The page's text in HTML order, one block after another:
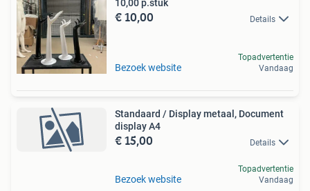
10,00 p.stuk
€ 10,00 Details
Bezoek website
Topadvertentie
Vandaag
Standaard / Display metaal, Document
display A4
€ 15,00 Details
Bezoek website
Topadvertentie
Vandaag